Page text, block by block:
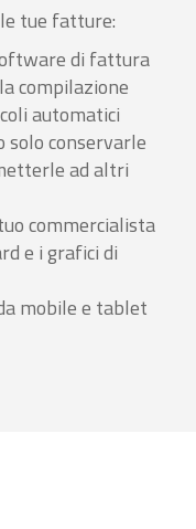
tue fatture:
di fattura
compilazione
automatici
solo conservarle
ad altri
commercialista
e i grafici di
mobile e tablet